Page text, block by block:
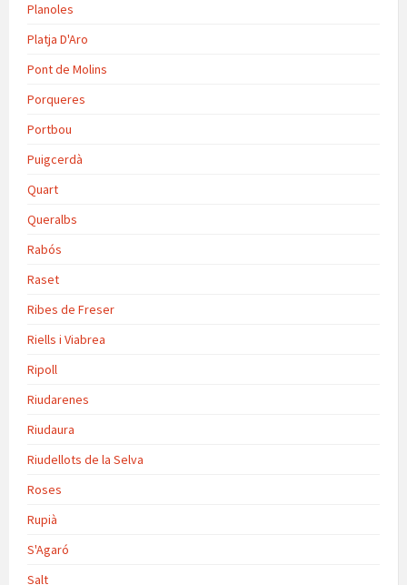
Planoles
Platja D'Aro
Pont de Molins
Porqueres
Portbou
Puigcerdà
Quart
Queralbs
Rabós
Raset
Ribes de Freser
Riells i Viabrea
Ripoll
Riudarenes
Riudaura
Riudellots de la Selva
Roses
Rupià
S'Agaró
Salt